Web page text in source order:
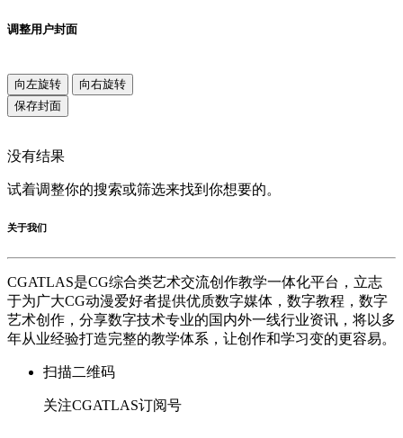
调整用户封面
向左旋转
向右旋转
保存封面
没有结果
试着调整你的搜索或筛选来找到你想要的。
关于我们
CGATLAS是CG综合类艺术交流创作教学一体化平台，立志
于为广大CG动漫爱好者提供优质数字媒体，数字教程，数字
艺术创作，分享数字技术专业的国内外一线行业资讯，将以多
年从业经验打造完整的教学体系，让创作和学习变的更容易。
扫描二维码
关注CGATLAS订阅号